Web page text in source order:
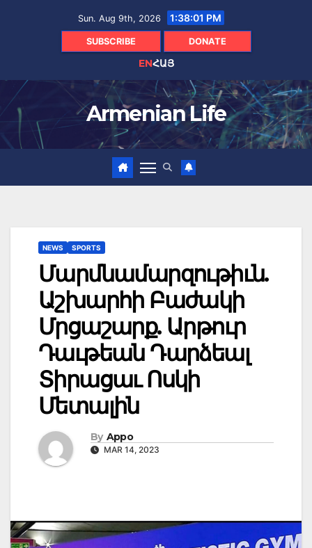
Sun. Aug 9th, 2026 1:38:02 PM
SUBSCRIBE DONATE
ENՀԱՅ
Armenian Life
NEWS SPORTS
Մարմնամարզութիւն.
Աշխարհի Բաժակի
Մրցաշարք. Արթուր
Դաւթեան Դարձեալ
Տիրացաւ Ոսկի
Մետալին
By Appo
MAR 14, 2023